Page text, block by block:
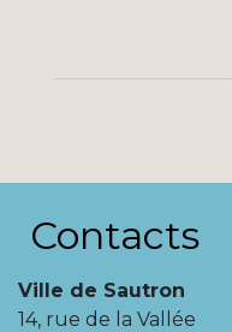
Contacts
Ville de Sautron
14, rue de la Vallée